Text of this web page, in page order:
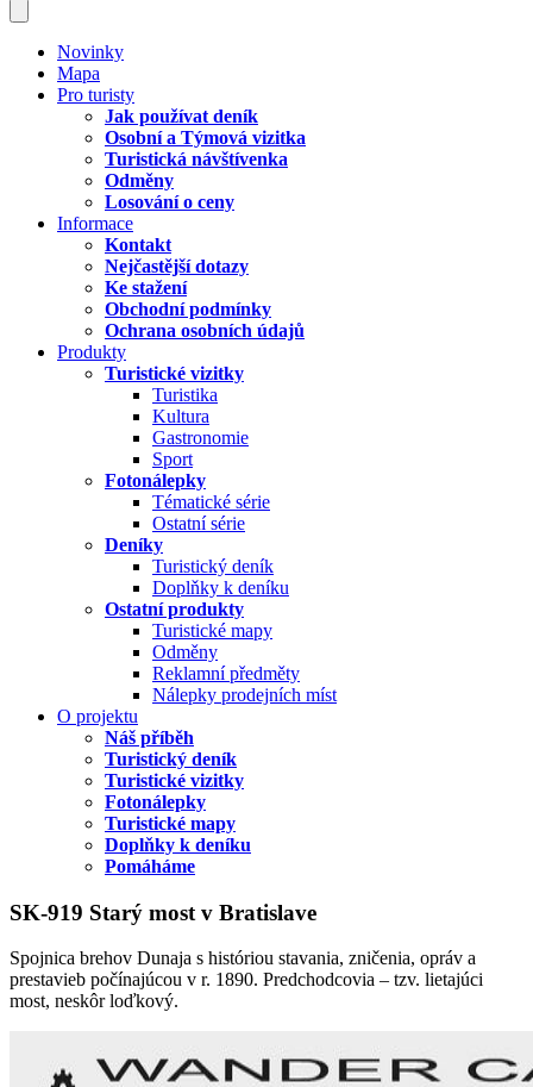
Novinky
Mapa
Pro turisty
Jak používat deník
Osobní a Týmová vizitka
Turistická návštívenka
Odměny
Losování o ceny
Informace
Kontakt
Nejčastější dotazy
Ke stažení
Obchodní podmínky
Ochrana osobních údajů
Produkty
Turistické vizitky
Turistika
Kultura
Gastronomie
Sport
Fotonálepky
Tématické série
Ostatní série
Deníky
Turistický deník
Doplňky k deníku
Ostatní produkty
Turistické mapy
Odměny
Reklamní předměty
Nálepky prodejních míst
O projektu
Náš příběh
Turistický deník
Turistické vizitky
Fotonálepky
Turistické mapy
Doplňky k deníku
Pomáháme
SK-919 Starý most v Bratislave
Spojnica brehov Dunaja s históriou stavania, zničenia, opráv a
prestavieb počínajúcou v r. 1890. Predchodcovia – tzv. lietajúci
most, neskôr loďkový.